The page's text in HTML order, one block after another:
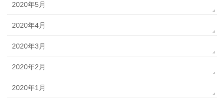
2020年5月
2020年4月
2020年3月
2020年2月
2020年1月